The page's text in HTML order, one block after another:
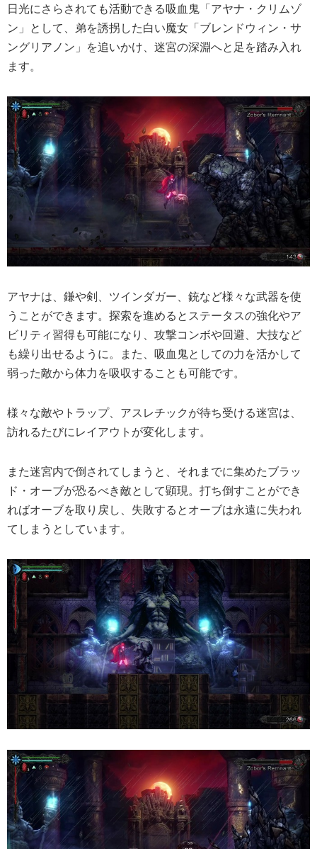
日光にさらされても活動できる吸血鬼「アヤナ・クリムゾ
ン」として、弟を誘拐した白い魔女「ブレンドウィン・サ
ングリアノン」を追いかけ、迷宮の深淵へと足を踏み入れ
ます。
アヤナは、鎌や剣、ツインダガー、銃など様々な武器を使
うことができます。探索を進めるとステータスの強化やア
ビリティ習得も可能になり、攻撃コンボや回避、大技など
も繰り出せるように。また、吸血鬼としての力を活かして
弱った敵から体力を吸収することも可能です。
様々な敵やトラップ、アスレチックが待ち受ける迷宮は、
訪れるたびにレイアウトが変化します。
また迷宮内で倒されてしまうと、それまでに集めたブラッ
ド・オーブが恐るべき敵として顕現。打ち倒すことができ
ればオーブを取り戻し、失敗するとオーブは永遠に失われ
てしまうとしています。